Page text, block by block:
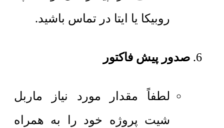
روبیکا یا ایتا در تماس باشید.
صدور پیش فاکتور
لطفاً مقدار مورد نیاز ماربل
شیت پروژه خود را به همراه